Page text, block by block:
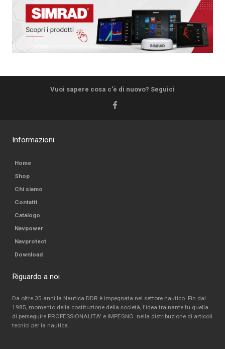
Vuoi sapere cosa c'è di nuovo? Seguici
Informazioni
Home
Shop
Chi siamo
Contatti
Catalogo
Navpower
Navprotect
Download
Riguardo a noi
Da oltre 35 anni la Nautica DDR è impegnata nel settore nautico. Fin dal
1985, momento della costituzione della società, l'idea trainante fu quella
di perseguire PROFESSIONALITA' e IMPEGNO nella distribuzione di articoli
tecnici per la nautica.